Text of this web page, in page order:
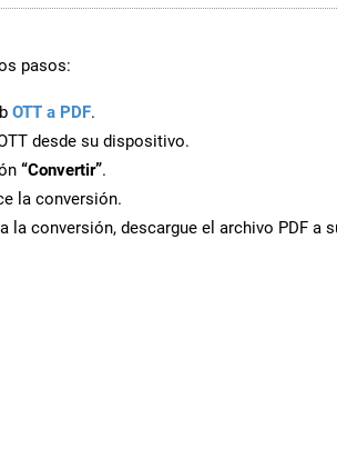
pasos:
OTT a PDF.
desde su dispositivo.
“Convertir”.
la conversión.
la conversión, descargue el archivo PDF a